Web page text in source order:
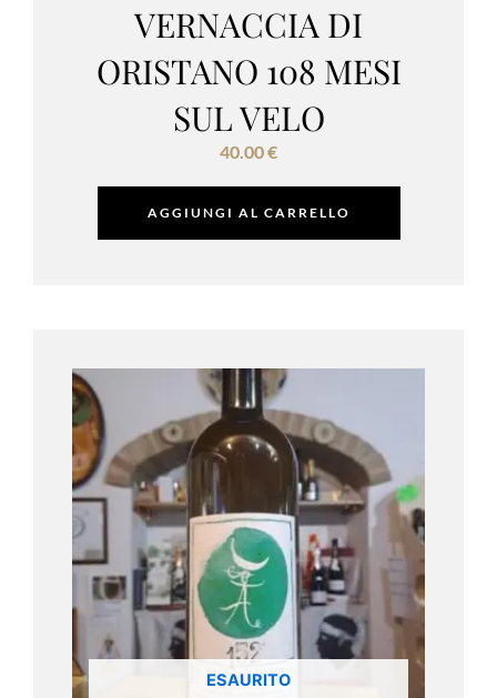
VERNACCIA DI
ORISTANO 108 MESI
SUL VELO
40.00€
AGGIUNGI AL CARRELLO
ESAURITO